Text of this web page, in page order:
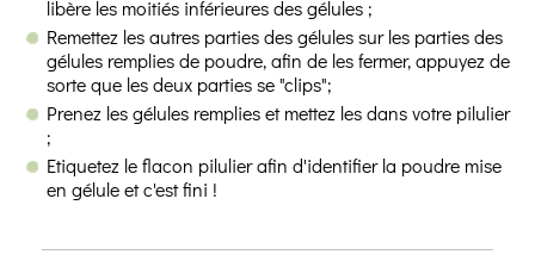
libère les moitiés inférieures des gélules ;
Remettez les autres parties des gélules sur les parties des
gélules remplies de poudre, afin de les fermer, appuyez de
sorte que les deux parties se "clips";
Prenez les gélules remplies et mettez les dans votre pilulier
;
Etiquetez le flacon pilulier afin d'identifier la poudre mise
en gélule et c'est fini !